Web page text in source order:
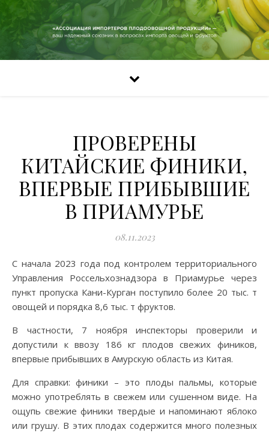
ПРОВЕРЕНЫ
КИТАЙСКИЕ ФИНИКИ,
ВПЕРВЫЕ ПРИБЫВШИЕ
В ПРИАМУРЬЕ
08.11.2023
С начала 2023 года под контролем территориального
Управления Россельхознадзора в Приамурье через
пункт пропуска Кани-Курган поступило более 20 тыс. т
овощей и порядка 8,6 тыс. т фруктов.
В частности, 7 ноября инспекторы проверили и
допустили к ввозу 186 кг плодов свежих фиников,
впервые прибывших в Амурскую область из Китая.
Для справки: финики – это плоды пальмы, которые
можно употреблять в свежем или сушенном виде. На
ощупь свежие финики твердые и напоминают яблоко
или грушу. В этих плодах содержится много полезных